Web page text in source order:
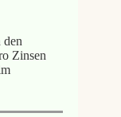
Zinsen